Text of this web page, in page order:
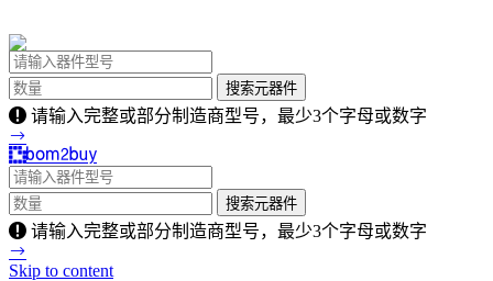
请输入完整或部分制造商型号，最少3个字母或数字
请输入完整或部分制造商型号，最少3个字母或数字
Skip to content